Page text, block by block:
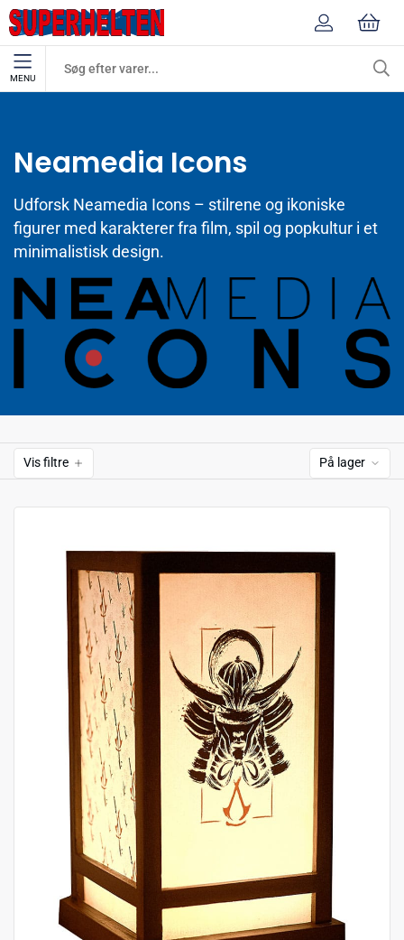
MENU
Neamedia Icons
Udforsk Neamedia Icons – stilrene og ikoniske
figurer med karakterer fra film, spil og popkultur i et
minimalistisk design.
Vis filtre På lager